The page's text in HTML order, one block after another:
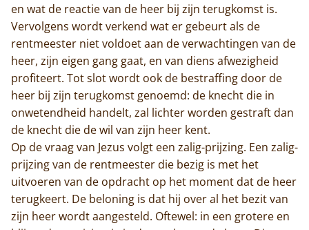
en wat de reactie van de heer bij zijn terugkomst is.
Vervolgens wordt verkend wat er gebeurt als de
rentmeester niet voldoet aan de verwachtingen van de
heer, zijn eigen gang gaat, en van diens afwezigheid
profiteert. Tot slot wordt ook de bestraffing door de
heer bij zijn terugkomst genoemd: de knecht die in
onwetendheid handelt, zal lichter worden gestraft dan
de knecht die de wil van zijn heer kent.
Op de vraag van Jezus volgt een zalig-prijzing. Een zalig-
prijzing van de rentmeester die bezig is met het
uitvoeren van de opdracht op het moment dat de heer
terugkeert. De beloning is dat hij over al het bezit van
zijn heer wordt aangesteld. Oftewel: in een grotere en